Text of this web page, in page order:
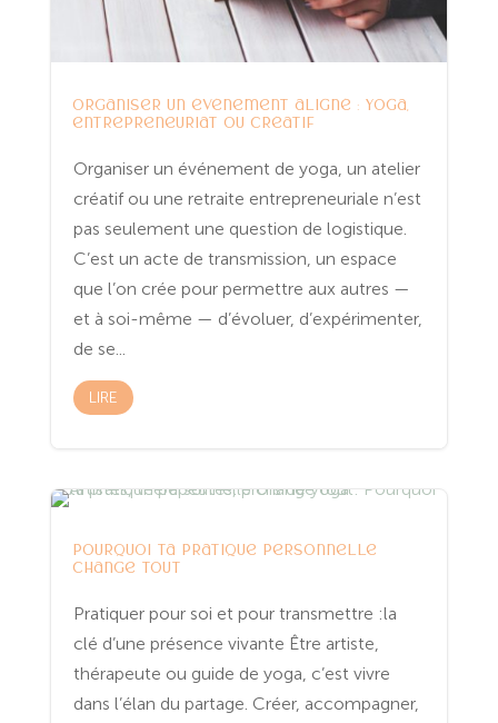
Organiser un événement aligné : yoga,
entrepreneuriat ou créatif
Organiser un événement de yoga, un atelier
créatif ou une retraite entrepreneuriale n’est
pas seulement une question de logistique.
C’est un acte de transmission, un espace
que l’on crée pour permettre aux autres —
et à soi-même — d’évoluer, d’expérimenter,
de se...
LIRE
Pourquoi ta pratique personnelle
change tout
Pratiquer pour soi et pour transmettre :la
clé d’une présence vivante Être artiste,
thérapeute ou guide de yoga, c’est vivre
dans l’élan du partage. Créer, accompagner,